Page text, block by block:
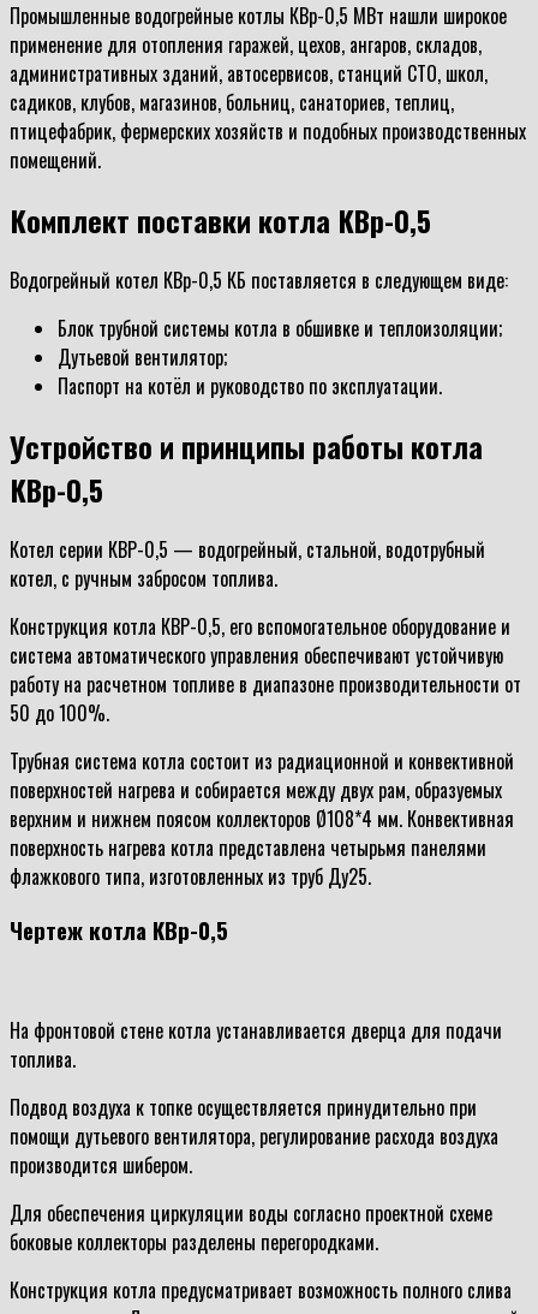
Промышленные водогрейные котлы КВр-0,5 МВт нашли широкое
применение для отопления гаражей, цехов, ангаров, складов,
административных зданий, автосервисов, станций СТО, школ,
садиков, клубов, магазинов, больниц, санаториев, теплиц,
птицефабрик, фермерских хозяйств и подобных производственных
помещений.
Комплект поставки котла КВр-0,5
Водогрейный котел КВр-0,5 КБ поставляется в следующем виде:
Блок трубной системы котла в обшивке и теплоизоляции;
Дутьевой вентилятор;
Паспорт на котёл и руководство по эксплуатации.
Устройство и принципы работы котла
КВр-0,5
Котел серии КВР-0,5 — водогрейный, стальной, водотрубный
котел, с ручным забросом топлива.
Конструкция котла КВР-0,5, его вспомогательное оборудование и
система автоматического управления обеспечивают устойчивую
работу на расчетном топливе в диапазоне производительности от
50 до 100%.
Трубная система котла состоит из радиационной и конвективной
поверхностей нагрева и собирается между двух рам, образуемых
верхним и нижнем поясом коллекторов Ø108*4 мм. Конвективная
поверхность нагрева котла представлена четырьмя панелями
флажкового типа, изготовленных из труб Ду25.
Чертеж котла КВр-0,5
На фронтовой стене котла устанавливается дверца для подачи
топлива.
Подвод воздуха к топке осуществляется принудительно при
помощи дутьевого вентилятора, регулирование расхода воздуха
производится шибером.
Для обеспечения циркуляции воды согласно проектной схеме
боковые коллекторы разделены перегородками.
Конструкция котла предусматривает возможность полного слива